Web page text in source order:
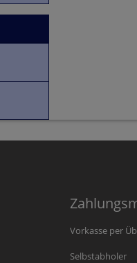
Vorkasse per
Selbstabholer